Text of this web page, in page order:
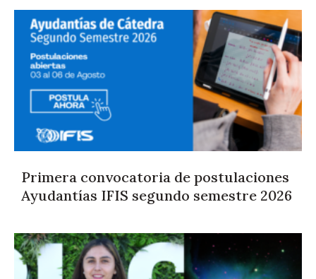
Primera convocatoria de postulaciones
Ayudantías IFIS segundo semestre 2026